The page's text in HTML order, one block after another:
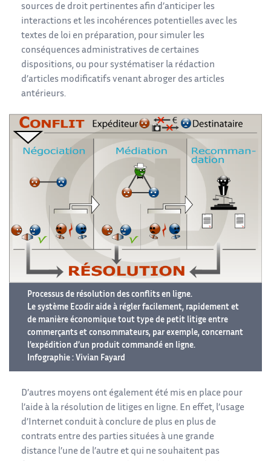
sources de droit pertinentes afin d’anticiper les
interactions et les incohérences potentielles avec les
textes de loi en préparation, pour simuler les
conséquences administratives de certaines
dispositions, ou pour systématiser la rédaction
d’articles modificatifs venant abroger des articles
antérieurs.
Processus de résolution des conflits en ligne.
Le système Ecodir aide à régler facilement, rapidement et
de manière économique tout type de petit litige entre
commerçants et consommateurs, par exemple, concernant
l’expédition d’un produit commandé en ligne.
Infographie : Vivian Fayard
D’autres moyens ont également été mis en place pour
l’aide à la résolution de litiges en ligne. En effet, l’usage
d’Internet conduit à conclure de plus en plus de
contrats entre des parties situées à une grande
distance l’une de l’autre et qui ne souhaitent pas